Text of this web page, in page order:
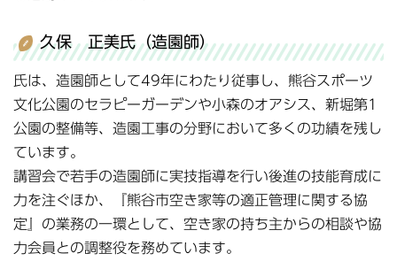
久保 正美氏（造園師）
氏は、造園師として49年にわたり従事し、熊谷スポーツ
文化公園のセラピーガーデンや小森のオアシス、新堀第1
公園の整備等、造園工事の分野において多くの功績を残し
ています。
講習会で若手の造園師に実技指導を行い後進の技能育成に
力を注ぐほか、『熊谷市空き家等の適正管理に関する協
定』の業務の一環として、空き家の持ち主からの相談や協
力会員との調整役を務めています。